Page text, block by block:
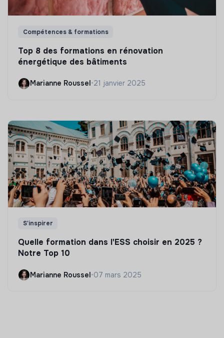
Compétences & formations
Top 8 des formations en rénovation
énergétique des bâtiments
Marianne Roussel•21 janvier 2025
S'inspirer
Quelle formation dans l'ESS choisir en 2025 ?
Notre Top 10
Marianne Roussel•07 mars 2025